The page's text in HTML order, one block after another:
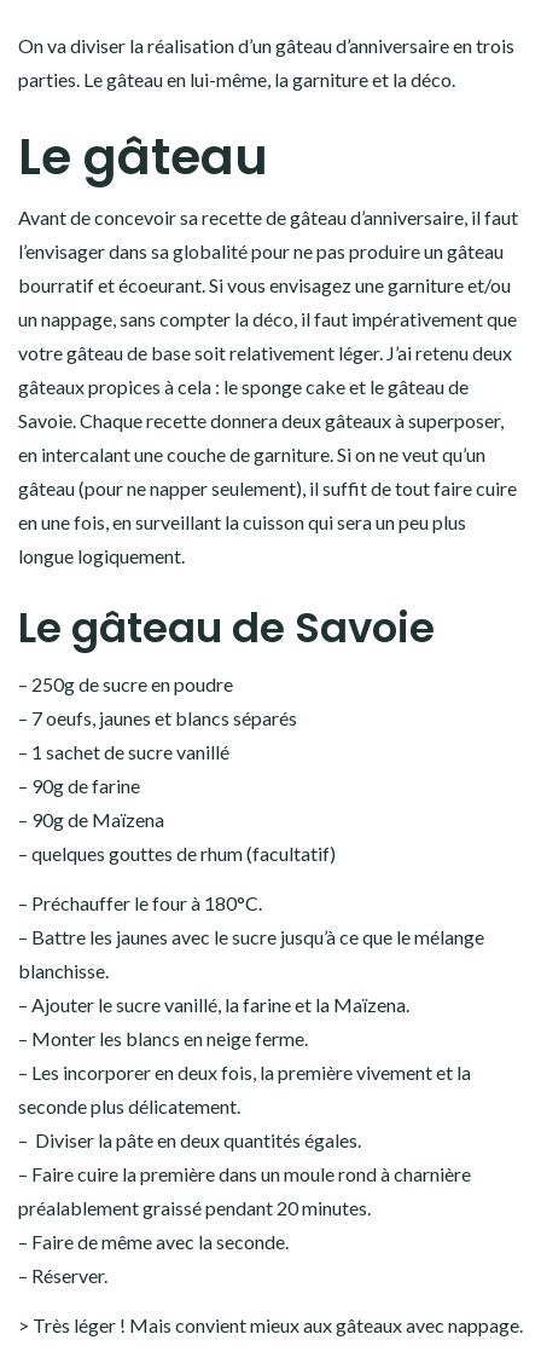
On va diviser la réalisation d’un gâteau d’anniversaire en trois
parties. Le gâteau en lui-même, la garniture et la déco.
Le gâteau
Avant de concevoir sa recette de gâteau d’anniversaire, il faut
l’envisager dans sa globalité pour ne pas produire un gâteau
bourratif et écoeurant. Si vous envisagez une garniture et/ou
un nappage, sans compter la déco, il faut impérativement que
votre gâteau de base soit relativement léger. J’ai retenu deux
gâteaux propices à cela : le sponge cake et le gâteau de
Savoie. Chaque recette donnera deux gâteaux à superposer,
en intercalant une couche de garniture. Si on ne veut qu’un
gâteau (pour ne napper seulement), il suffit de tout faire cuire
en une fois, en surveillant la cuisson qui sera un peu plus
longue logiquement.
Le gâteau de Savoie
– 250g de sucre en poudre
– 7 oeufs, jaunes et blancs séparés
– 1 sachet de sucre vanillé
– 90g de farine
– 90g de Maïzena
– quelques gouttes de rhum (facultatif)
– Préchauffer le four à 180°C.
– Battre les jaunes avec le sucre jusqu’à ce que le mélange
blanchisse.
– Ajouter le sucre vanillé, la farine et la Maïzena.
– Monter les blancs en neige ferme.
– Les incorporer en deux fois, la première vivement et la
seconde plus délicatement.
– Diviser la pâte en deux quantités égales.
– Faire cuire la première dans un moule rond à charnière
préalablement graissé pendant 20 minutes.
– Faire de même avec la seconde.
– Réserver.
> Très léger ! Mais convient mieux aux gâteaux avec nappage.